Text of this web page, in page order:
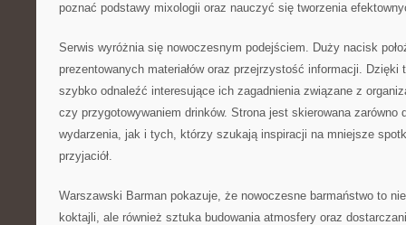
poznać podstawy mixologii oraz nauczyć się tworzenia
Serwis wyróżnia się nowoczesnym podejściem. Duży nacisk
prezentowanych materiałów oraz przejrzystość informacji. Dzięki
szybko odnaleźć interesujące ich zagadnienia związane z
czy przygotowywaniem drinków. Strona jest skierowana zarówno
wydarzenia, jak i tych, którzy szukają inspiracji na mniejsze
przyjaciół.
Warszawski Barman pokazuje, że nowoczesne barmaństwo to
koktajli, ale również sztuka budowania atmosfery oraz